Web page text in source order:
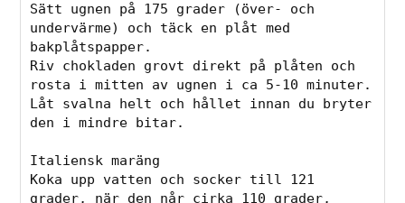
Sätt ugnen på 175 grader (över- och
undervärme) och täck en plåt med
bakplåtspapper.
Riv chokladen grovt direkt på plåten och
rosta i mitten av ugnen i ca 5-10 minuter.
Låt svalna helt och hållet innan du bryter
den i mindre bitar.
Italiensk maräng
Koka upp vatten och socker till 121
grader, när den når cirka 110 grader,